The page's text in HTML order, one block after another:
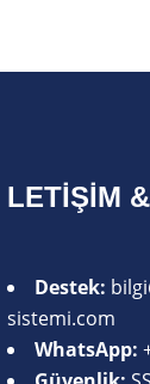
LETIŞIM
Destek:
sistemi.com
WhatsApp: